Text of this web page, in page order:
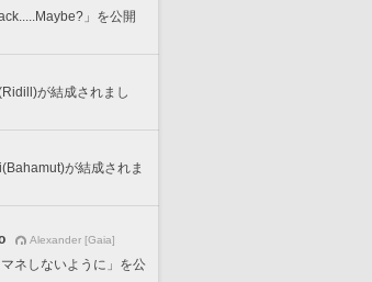
」を公開
が結成されまし
が結成されま
Alexander [Gaia]
マネしないように」を公